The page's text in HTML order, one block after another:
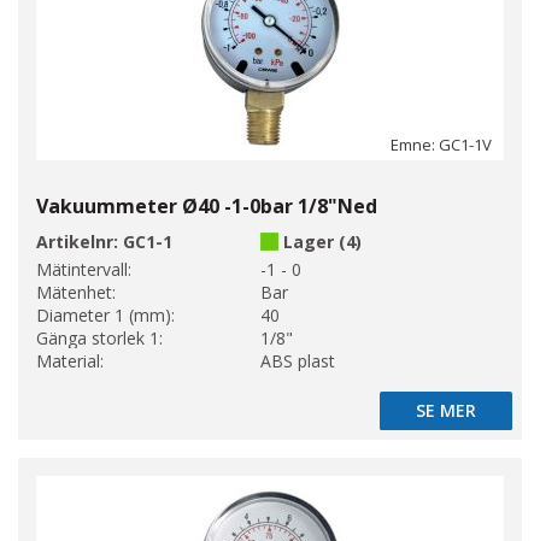
Emne: GC1-1V
Vakuummeter Ø40 -1-0bar 1/8"Ned
Artikelnr: GC1-1
Lager (4)
Mätintervall:
-1 - 0
Mätenhet:
Bar
Diameter 1 (mm):
40
Gänga storlek 1:
1/8"
Material:
ABS plast
SE MER
SE MER